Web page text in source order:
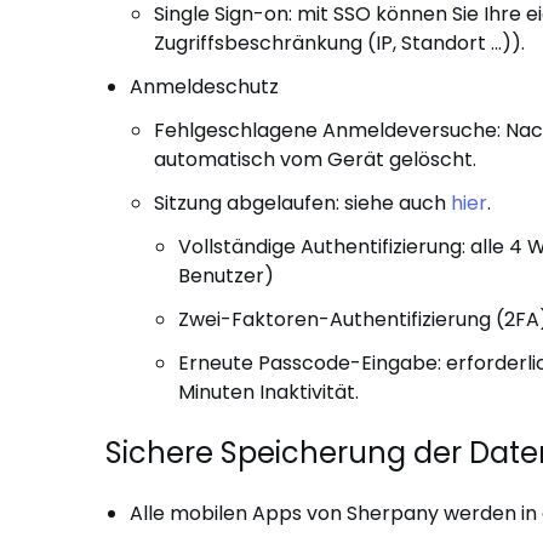
Single Sign-on: mit SSO können Sie
Zugriffsbeschränkung (IP, Standort ...)).
Anmeldeschutz
Fehlgeschlagene Anmeldeversuche:
automatisch vom Gerät gelöscht.
Sitzung abgelaufen: siehe auch hier.
Vollständige Authentifizierung: alle 4
Benutzer)
Zwei-Faktoren-Authentifizierung
Erneute Passcode-Eingabe:
Minuten Inaktivität.
Sichere Speicherung der
Alle mobilen Apps von Sherpany werden